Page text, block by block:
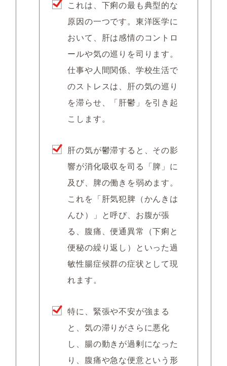
これは、下痢の最も典型的な
原因の一つです。東洋医学に
おいて、肝は感情のコントロ
ールや気の巡りを司ります。
仕事や人間関係、学校生活で
のストレスは、肝の気の巡り
を滞らせ、「肝鬱」を引き起
こします。
肝の気が鬱滞すると、その影
響が消化吸収を司る「脾」に
及び、脾の働きを弱めます。
これを「肝気犯脾（かんきは
んひ）」と呼び、お腹が張
る、腹痛、便通異常（下痢と
便秘の繰り返し）といった過
敏性腸症候群の症状として現
れます。
特に、緊張や不安が強まる
と、気の滞りがさらに悪化
し、腸の動きが過剰になった
り、腹痛や急な便意という形